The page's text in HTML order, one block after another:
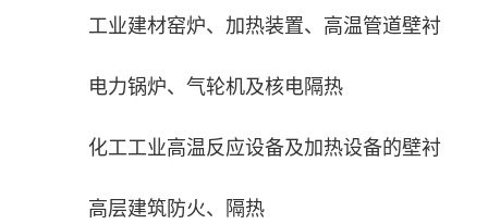
工业建材窑炉、加热装置、高温管道壁衬
电力锅炉、气轮机及核电隔热
化工工业高温反应设备及加热设备的壁衬
高层建筑防火、隔热